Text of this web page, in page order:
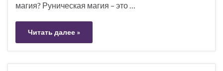
магия? Руническая магия – это …
Читать далее »